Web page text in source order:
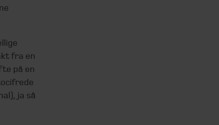
fra en
på en
ja så